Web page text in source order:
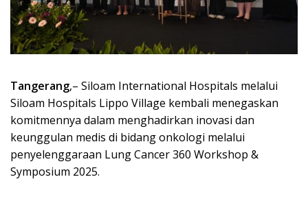
Tangerang,– Siloam International Hospitals melalui
Siloam Hospitals Lippo Village kembali menegaskan
komitmennya dalam menghadirkan inovasi dan
keunggulan medis di bidang onkologi melalui
penyelenggaraan Lung Cancer 360 Workshop &
Symposium 2025.